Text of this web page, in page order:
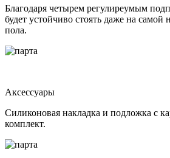
Благодаря четырем регулиреумым
будет устойчиво стоять даже на самой
пола.
Аксессуары
Силиконовая накладка и подложка с
комплект.